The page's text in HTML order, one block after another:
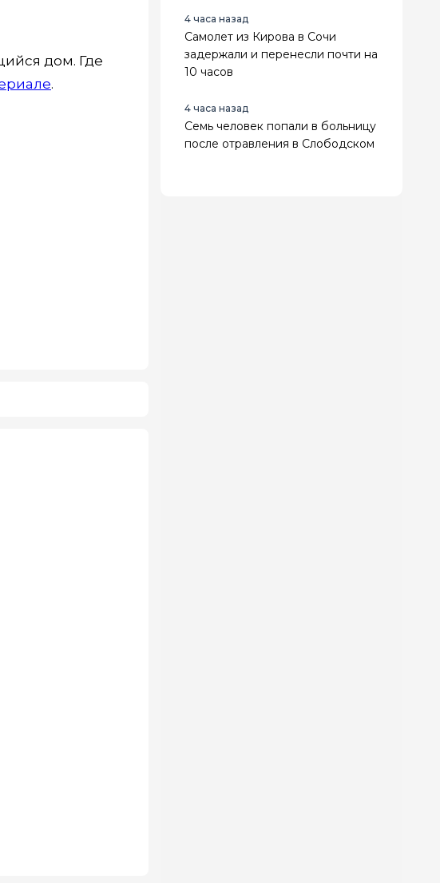
дом. Где
.
4 часа назад
Самолет из Кирова в Сочи
задержали и перенесли почти на
10 часов
4 часа назад
Семь человек попали в больницу
после отравления в Слободском